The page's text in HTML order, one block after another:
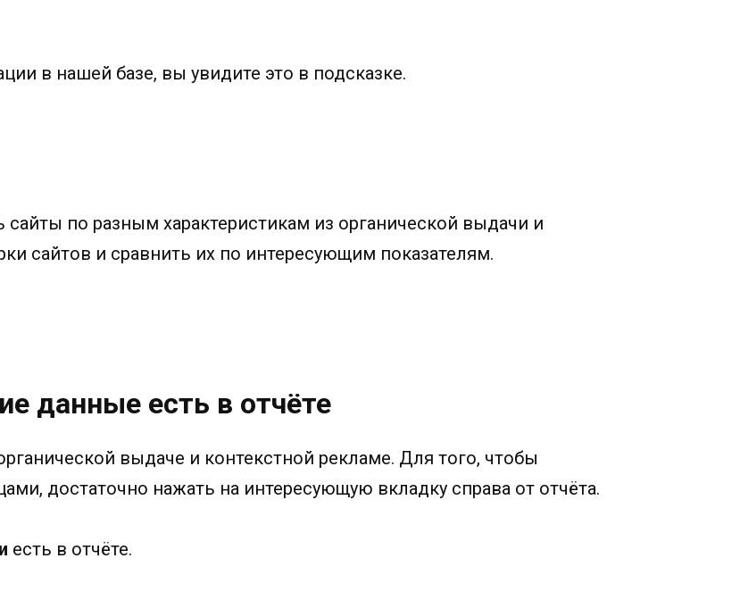
в нашей базе, вы увидите это в подсказке.
по разным характеристикам из органической выдачи и
сайтов и сравнить их по интересующим показателям.
данные есть в отчёте
выдаче и контекстной рекламе. Для того, чтобы
достаточно нажать на интересующую вкладку справа от отчёта.
есть в отчёте.